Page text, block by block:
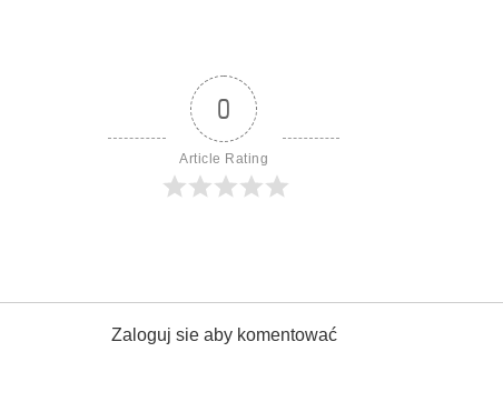
0
Article Rating
Zaloguj sie aby komentować